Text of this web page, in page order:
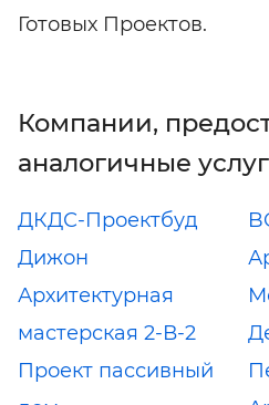
Готовых Проектов.
Компании,
аналогичные
ДКДС-Проектбуд
Дижон
Архитектурная
мастерская 2-В-2
Проект пассивный